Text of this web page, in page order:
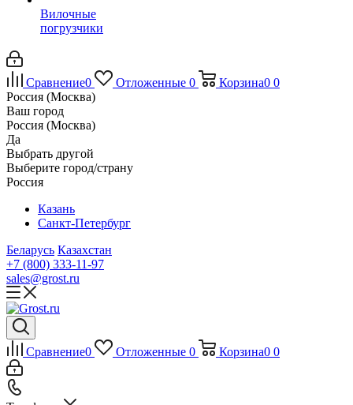
Вилочные
погрузчики
Сравнение0 Отложенные 0 Корзина0 0
Россия (Москва)
Ваш город
Россия (Москва)
Да
Выбрать другой
Выберите город/страну
Россия
Казань
Санкт-Петербург
Беларусь Казахстан
+7 (800) 333-11-97
sales@grost.ru
Сравнение0 Отложенные 0 Корзина0 0